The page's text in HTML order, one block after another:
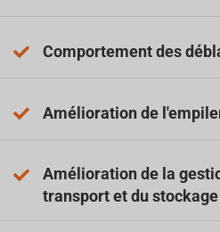
Comportement des
Amélioration de
Amélioration de la
transport et du